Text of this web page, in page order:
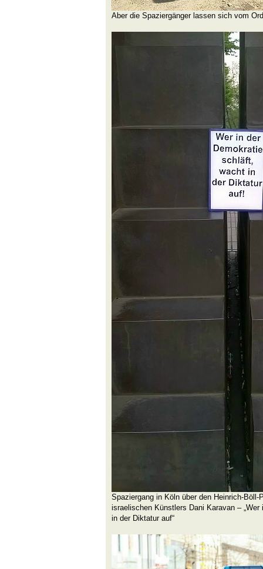
Aber die Spaziergänger lassen sich vom
Spaziergang in Köln über den Heinrich-Böll-
israelischen Künstlers Dani Karavan –
in der Diktatur auf“